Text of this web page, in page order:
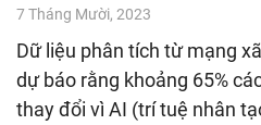
7 Tháng Mười, 2023
Dữ liệu phân tích từ mạng
dự báo rằng khoảng 65%
thay đổi vì AI (trí tuệ nhân